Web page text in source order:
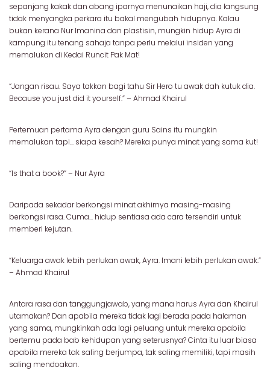
sepanjang kakak dan abang iparnya menunaikan haji, dia langsung
tidak menyangka perkara itu bakal mengubah hidupnya. Kalau
bukan kerana Nur Imanina dan plastisin, mungkin hidup Ayra di
kampung itu tenang sahaja tanpa perlu melalui insiden yang
memalukan di Kedai Runcit Pak Mat!
“Jangan risau. Saya takkan bagi tahu Sir Hero tu awak dah kutuk dia.
Because you just did it yourself.” – Ahmad Khairul
Pertemuan pertama Ayra dengan guru Sains itu mungkin
memalukan tapi... siapa kesah? Mereka punya minat yang sama kut!
“Is that a book?” – Nur Ayra
Daripada sekadar berkongsi minat akhirnya masing-masing
berkongsi rasa. Cuma... hidup sentiasa ada cara tersendiri untuk
memberi kejutan.
“Keluarga awak lebih perlukan awak, Ayra. Imani lebih perlukan awak.”
– Ahmad Khairul
Antara rasa dan tanggungjawab, yang mana harus Ayra dan Khairul
utamakan? Dan apabila mereka tidak lagi berada pada halaman
yang sama, mungkinkah ada lagi peluang untuk mereka apabila
bertemu pada bab kehidupan yang seterusnya? Cinta itu luar biasa
apabila mereka tak saling berjumpa, tak saling memiliki, tapi masih
saling mendoakan.